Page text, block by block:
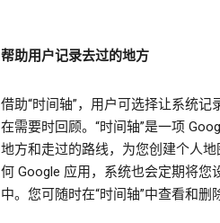
帮助用户记录去过的地方
借助“时间轴”，用户可选择让系统
在需要时回顾。“时间轴”是一项
地方和走过的路线，为您创建个人
何 Google 应用，系统也会定期将
中。您可随时在“时间轴”中查看和删